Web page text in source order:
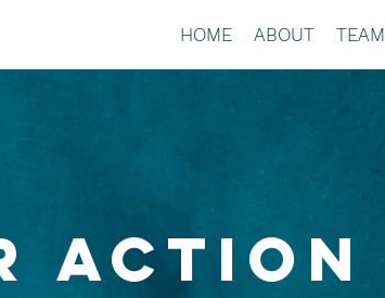
HOME ABOUT TEAM
action